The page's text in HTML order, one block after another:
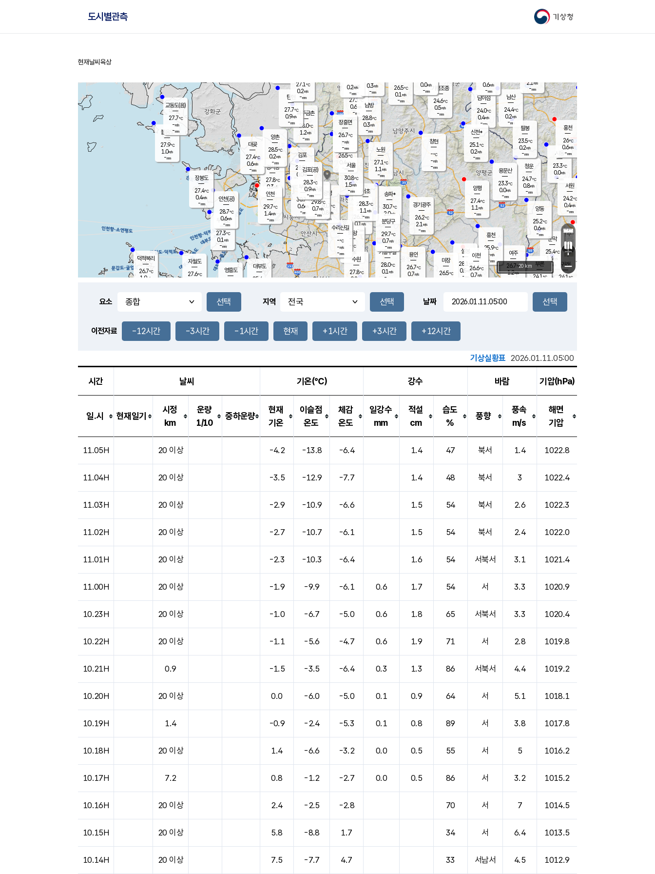
기상청
도시별관측
홈
현재날씨 육상
풍도
0.5m/s
문막
25.4℃
1.4m/s
mm
남이섬
24.0℃
0.4m/s
-mm
무의도
27.3℃
0.1 m/s
-mm
영흥도
볼음도
27.9℃
1.0m/s
-mm
자월도
27.6℃
양주
27.1℃
0.6
-mm
부론
24.1 ℃
과천
26.3℃
0.1m/s
- mm
남산
24.4℃
0.2m/s
-mm
장봉도
27.4℃
0.4m/s
-mm
-mm
청운
24.7℃
0.8m/s
-mm
팔봉
23.5℃
0.2m/s
-mm
-mm
용인
26.7℃
0.7m/s
여주
26.7℃
1.2m/s
양동
25.2℃
0.6m/s
-mm
경기광주
26.2℃
2.1 m/s
-mm
장호원
0.6m/s
-mm
26.3
℃
대부도
25.4
-
경서동
27.8℃
0.3 m/s
-mm
파주금촌
28.0℃
1.2m/s
-mm
가평조종
24.6℃
0.5m/s
-mm
26.5℃
0.1 m/s
-mm
대곶
27.4℃
0.6m/s
-mm
신천*
25.1℃
0.2m/s
-mm
창현
-℃
-m/s
-mm
탄현
27.7℃
0.9m/s
-mm
0.0m/s
-mm
28.3℃
1.3m/s
-mm
흥천
25.9℃
-m/s
-mm
마장
26.5℃
의왕
- ℃
m/s
mm
김포
28.5℃
0.0 m/s
mm
설봉
28.1
0.5 m/s
- mm
광명
30.7 ℃
0.8 m/s
-mm
부천
30.7℃
0.6m/s
-mm
-mm
양촌
28.5℃
0.2m/s
-mm
구로
29.8℃
0.7m/s
-mm
은평
26.5℃
0.4 m/s
- mm
노원
27.1℃
1.1 m/s
-mm
송파*
30.7℃
2.0m/s
-mm
서초
28.3℃
1.1 m/s
-mm
남방
28.8℃
0.3m/s
-mm
기흥구갈
28.0℃
0.1 m/s
-
수리산길
-℃
-m/s
-mm
분당구
29.7℃
0.7m/s
-mm
장흥면
26.7℃
-m/s
-mm
0.2m/s
-mm
시동
23.3℃
0.0m/s
- mm
귀래
24.1 ℃
서원
24.2℃
0.4m/s
-mm
용문산
23.3℃
0.0m/s
-mm
덕적북리
26.7℃
1.9m/s
인천(공)
28.7℃
0.6m/s
-mm
김포(공)
28.3℃
0.9m/s
-mm
교동도(음)
27.7℃
-m/s
-mm
홍천
26℃
0.6m/s
-mm
이천
26.6℃
0.7m/s
양평
27.4℃
1.1 m/s
-mm
수원
27.8℃
0.8 m/s
인천
29.7℃
1.4m/s
-mm
서울
30.8℃
1.5m/s
-mm
2.1 m/s
-mm
27.1℃
0.2m/s
-mm
0.3m/s
-mm
+
−
20 km
요소 지역 날짜
이전자료 -12시간 -3시간 -1시간 현재 +1시간 +3시간 +12시간
기상실황표 2026.01.11.05:00
시간 날씨 기온(℃) 강수 바람 기압(hPa)
일.시 현재일기
시정
km
운량
1/10
중하운량
현재
기온
이슬점
온도
체감
온도
일강수
mm
적설
cm
습도
%
풍향
풍속
m/s
해면
기압
11.05H 20 이상 -4.2 -13.8 -6.4 1.4 47 북서 1.4 1022.8
11.04H 20 이상 -3.5 -12.9 -7.7 1.4 48 북서 3 1022.4
11.03H 20 이상 -2.9 -10.9 -6.6 1.5 54 북서 2.6 1022.3
11.02H 20 이상 -2.7 -10.7 -6.1 1.5 54 북서 2.4 1022.0
11.01H 20 이상 -2.3 -10.3 -6.4 1.6 54 서북서 3.1 1021.4
11.00H 20 이상 -1.9 -9.9 -6.1 0.6 1.7 54 서 3.3 1020.9
10.23H 20 이상 -1.0 -6.7 -5.0 0.6 1.8 65 서북서 3.3 1020.4
10.22H 20 이상 -1.1 -5.6 -4.7 0.6 1.9 71 서 2.8 1019.8
10.21H 0.9 -1.5 -3.5 -6.4 0.3 1.3 86 서북서 4.4 1019.2
10.20H 20 이상 0.0 -6.0 -5.0 0.1 0.9 64 서 5.1 1018.1
10.19H 1.4 -0.9 -2.4 -5.3 0.1 0.8 89 서 3.8 1017.8
10.18H 20 이상 1.4 -6.6 -3.2 0.0 0.5 55 서 5 1016.2
10.17H 7.2 0.8 -1.2 -2.7 0.0 0.5 86 서 3.2 1015.2
10.16H 20 이상 2.4 -2.5 -2.8 70 서 7 1014.5
10.15H 20 이상 5.8 -8.8 1.7 34 서 6.4 1013.5
10.14H 20 이상 7.5 -7.7 4.7 33 서남서 4.5 1012.9